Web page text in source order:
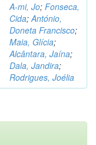
A-mi, Jo; Fonseca,
Cida;António,
Doneta Francisco;
Maia, Glícia;
Alcântara, Jaína;
Dala, Jandira;
Rodrigues, Joélia